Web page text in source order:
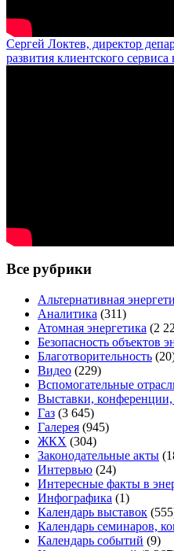
Сергей Локтев, директор
развития клиентского
Все рубрики
Альтернативная
Аналитика (311)
Атомная энергетика (2
Безопасность объектов
Благотворительность
Видео (229)
Вспомогательные
Выставки, конференции,
Газ (3 645)
Галерея (945)
ЖКХ (304)
Законодательные акты
Интервью (24)
Интересные факты в
Инфографика (1)
Календарь выставок
Календарь семинаров,
Календарь событий (9)